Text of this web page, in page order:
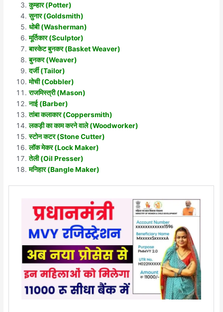
कुम्हार (Potter)
सुनार (Goldsmith)
धोबी (Washerman)
मूर्तिकार (Sculptor)
बास्केट बुनकर (Basket Weaver)
बुनकर (Weaver)
दर्जी (Tailor)
मोची (Cobbler)
राजमिस्त्री (Mason)
नाई (Barber)
तांबा कलाकार (Coppersmith)
लकड़ी का काम करने वाले (Woodworker)
स्टोन कटर (Stone Cutter)
लॉक मेकर (Lock Maker)
तेली (Oil Presser)
मनिहार (Bangle Maker)